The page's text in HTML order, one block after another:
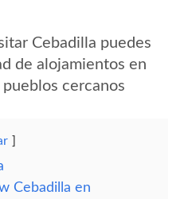
Cebadilla puedes
de alojamientos en
cercanos
Cebadilla en